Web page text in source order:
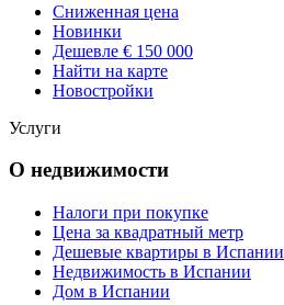
Сниженная цена
Новинки
Дешевле € 150 000
Найти на карте
Новостройки
Услуги
О недвижимости
Налоги при покупке
Цена за квадратный метр
Дешевые квартиры в Испании
Hедвижимость в Испании
Дом в Испании